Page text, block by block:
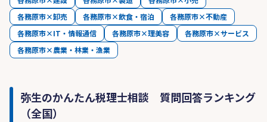
各務原市×卸売
各務原市×飲食・宿泊
各務原市×不動産
各務原市×IT・情報通信
各務原市×理美容
各務原市×サービス
各務原市×農業・林業・漁業
弥生のかんたん税理士相談 質問回答ランキング
（全国）